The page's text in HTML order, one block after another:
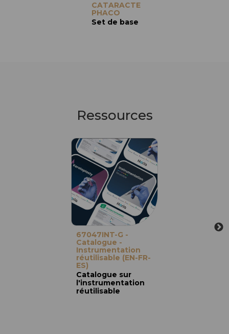
CATARACTE
PHACO
Set de base
Ressources
67047INT-G -
Catalogue -
Instrumentation
réutilisable (EN-FR-
ES)
Catalogue sur
l'instrumentation
réutilisable